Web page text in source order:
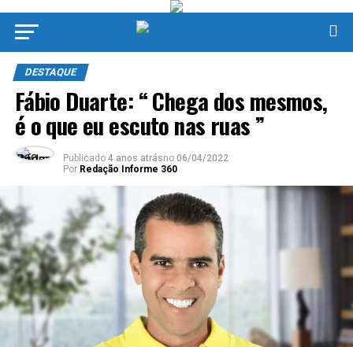
DESTAQUE
Fábio Duarte: “ Chega dos mesmos,
é o que eu escuto nas ruas ”
Publicado 4 anos atrásno 06/04/2022
Por Redação Informe 360